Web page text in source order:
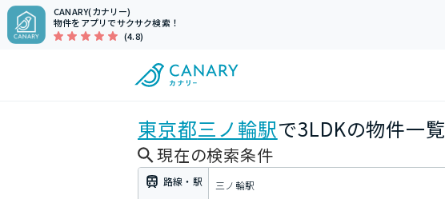
CANARY(カナリー)
物件をアプリでサクサク検索！
(4.8)
東京都三ノ輪駅で3LDKの物件一覧
現在の検索条件
路線・駅 三ノ輪駅